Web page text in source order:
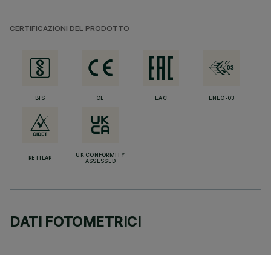
CERTIFICAZIONI DEL PRODOTTO
BIS CE EAC ENEC-03
RETILAP
UK CONFORMITY
ASSESSED
DATI FOTOMETRICI